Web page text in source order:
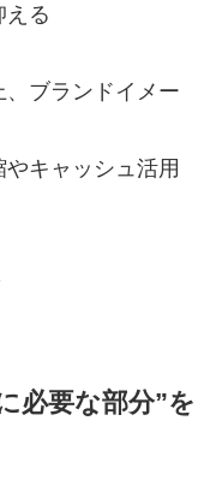
える
ブランドイメー
キャッシュ活用
必要な部分”を